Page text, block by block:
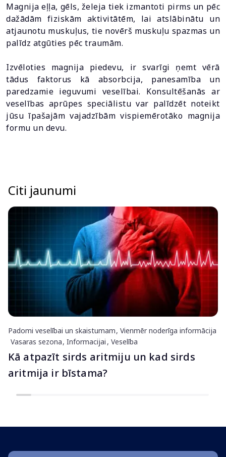
Magnija eļļa, gēls, želeja tiek izmantoti pirms un pēc
dažādām fiziskām aktivitātēm, lai atslābinātu un
atjaunotu muskuļus, tie novērš muskuļu spazmas un
palīdz atgūties pēc traumām.
Izvēloties magnija piedevu, ir svarīgi ņemt vērā
tādus faktorus kā absorbcija, panesamība un
paredzamie ieguvumi veselībai. Konsultēšanās ar
veselības aprūpes speciālistu var palīdzēt noteikt
jūsu īpašajām vajadzībām vispiemērotāko magnija
formu un devu.
Citi jaunumi
Padomi veselībai un skaistumam Vienmēr noderīga informācija
Vasaras sezona Informacijai Veselība
Kā atpazīt sirds aritmiju un kad sirds
aritmija ir bīstama?